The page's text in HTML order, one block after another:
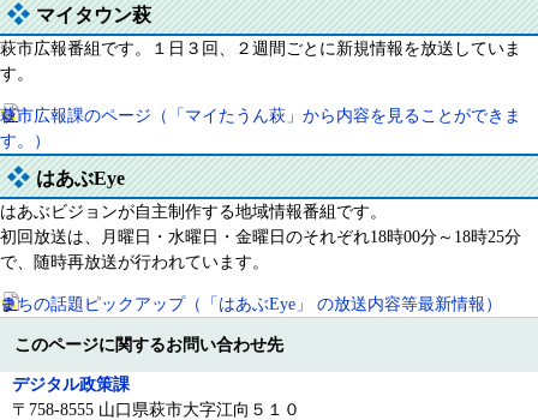
マイタウン萩
萩市広報番組です。１日３回、２週間ごとに新規情報を放送していま
す。
萩市広報課のページ（「マイたうん萩」から内容を見ることができま
す。）
はあぶEye
はあぶビジョンが自主制作する地域情報番組です。
初回放送は、月曜日・水曜日・金曜日のそれぞれ18時00分～18時25分
で、随時再放送が行われています。
まちの話題ピックアップ（「はあぶEye」 の放送内容等最新情報）
このページに関するお問い合わせ先
デジタル政策課
〒758-8555 山口県萩市大字江向５１０